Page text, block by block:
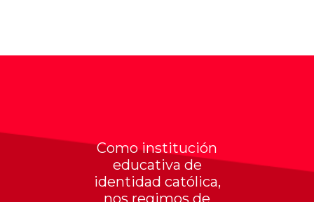
Como institución
educativa de
identidad católica,
nos regimos de